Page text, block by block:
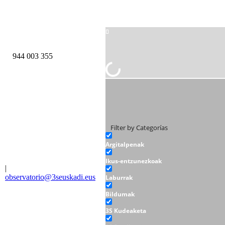
944 003 355
|
observatorio@3seuskadi.eus
Filter by Categorías
Argitalpenak
Ikus-entzunezkoak
Laburrak
Bildumak
3S Kudeaketa